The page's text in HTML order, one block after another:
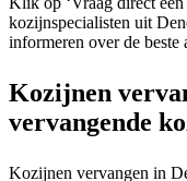
kozijnspecialisten uit
informeren over de
Kozijnen
vervangende
Kozijnen vervangen in